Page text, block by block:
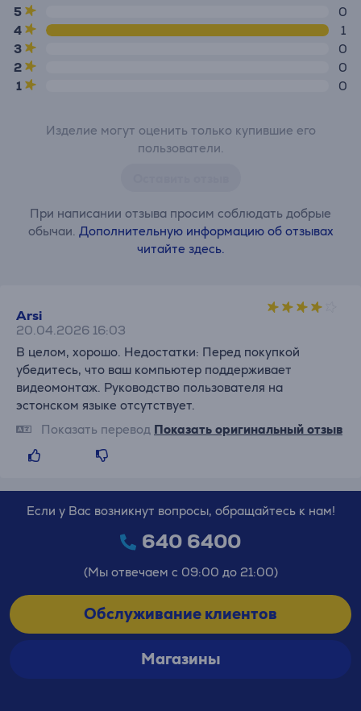
5
0
4
1
3
0
2
0
1
0
Изделие могут оценить только купившие его
пользователи.
При написании отзыва просим соблюдать добрые
обычаи. Дополнительную информацию об отзывах
читайте здесь.
Arsi
20.04.2026 16:03
В целом, хорошо. Недостатки: Перед покупкой
убедитесь, что ваш компьютер поддерживает
видеомонтаж. Руководство пользователя на
эстонском языке отсутствует.
Показать перевод Показать оригинальный отзыв
Если у Вас возникнут вопросы, обращайтесь к нам!
640 6400
(Мы отвечаем с 09:00 до 21:00)
Обслуживание клиентов
Магазины